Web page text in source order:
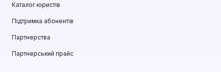
Каталог юристів
Підтримка абонентів
Партнерства
Партнерський прайс